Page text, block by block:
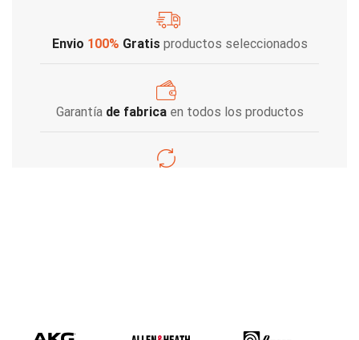
Envio 100% Gratis productos seleccionados
Garantía de fabricaen todos los productos